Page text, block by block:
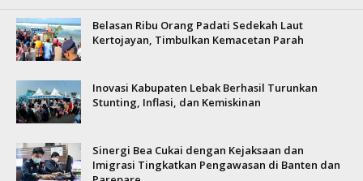
Belasan Ribu Orang Padati Sedekah Laut
Kertojayan, Timbulkan Kemacetan Parah
Inovasi Kabupaten Lebak Berhasil Turunkan
Stunting, Inflasi, dan Kemiskinan
Sinergi Bea Cukai dengan Kejaksaan dan
Imigrasi Tingkatkan Pengawasan di Banten dan